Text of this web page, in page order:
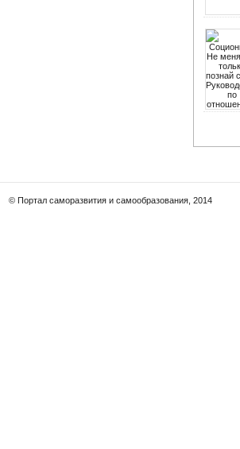
© Портал саморазвития и самообразования, 2014